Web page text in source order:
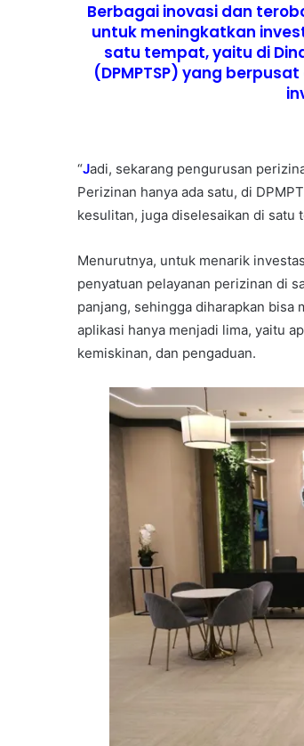
Berbagai inovasi dan
untuk meningkatkan
satu tempat, yaitu di
(DPMPTSP) yang
“Jadi, sekarang pengurusan
Perizinan hanya ada satu, di
kesulitan, juga diselesaikan di satu
Menurutnya, untuk menarik
penyatuan pelayanan perizinan di
panjang, sehingga diharapkan bisa
aplikasi hanya menjadi lima, yaitu
kemiskinan, dan pengaduan.